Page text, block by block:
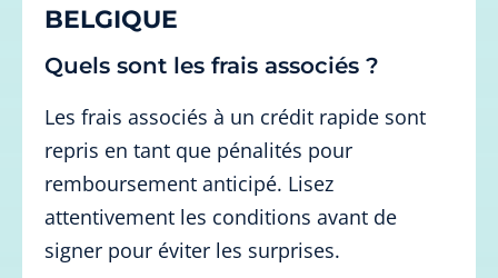
BELGIQUE
Quels sont les frais associés ?
Les frais associés à un crédit rapide sont
repris en tant que pénalités pour
remboursement anticipé. Lisez
attentivement les conditions avant de
signer pour éviter les surprises.